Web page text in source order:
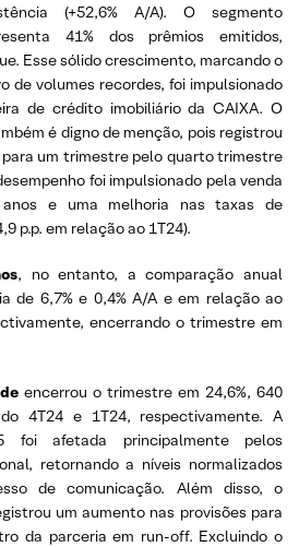
(+52,6% A/A). O segmento
41% dos prêmios emitidos,
Esse sólido crescimento, marcando o
de volumes recordes, foi impulsionado
de crédito imobiliário da CAIXA. O
é digno de menção, pois registrou
um trimestre pelo quarto trimestre
foi impulsionado pela venda
e uma melhoria nas taxas de
p.p. em relação ao 1T24).
, no entanto, a comparação anual
de 6,7% e 0,4% A/A e em relação ao
encerrando o trimestre em
encerrou o trimestre em 24,6%, 640
4T24 e 1T24, respectivamente. A
foi afetada principalmente pelos
retornando a níveis normalizados
de comunicação. Além disso, o
um aumento nas provisões para
da parceria em run-off. Excluindo o